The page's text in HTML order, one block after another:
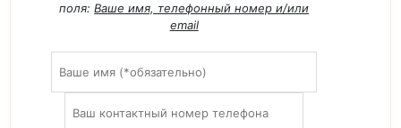
поля:Ваше имя, телефонный номер и/или
email